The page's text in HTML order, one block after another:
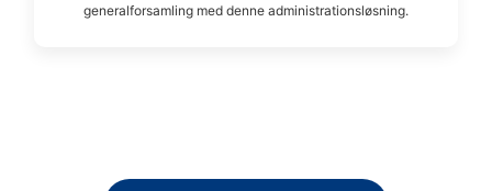
generalforsamling med denne administrationsløsning.